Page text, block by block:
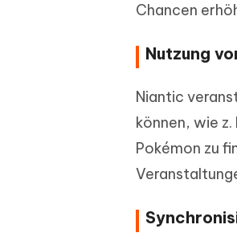
Chancen
Nutzung
Niantic
können, wie
Pokémon zu